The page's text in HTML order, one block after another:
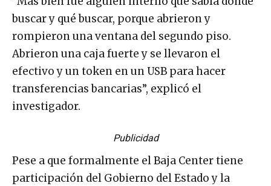
buscar y qué buscar, porque abrieron y
rompieron una ventana del segundo piso.
Abrieron una caja fuerte y se llevaron el
efectivo y un token en un USB para hacer
transferencias bancarias”, explicó el
investigador.
Publicidad
Pese a que formalmente el Baja Center tiene
participación del Gobierno del Estado y la